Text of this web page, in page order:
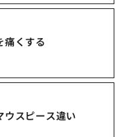
痛くする
ウスピース違い